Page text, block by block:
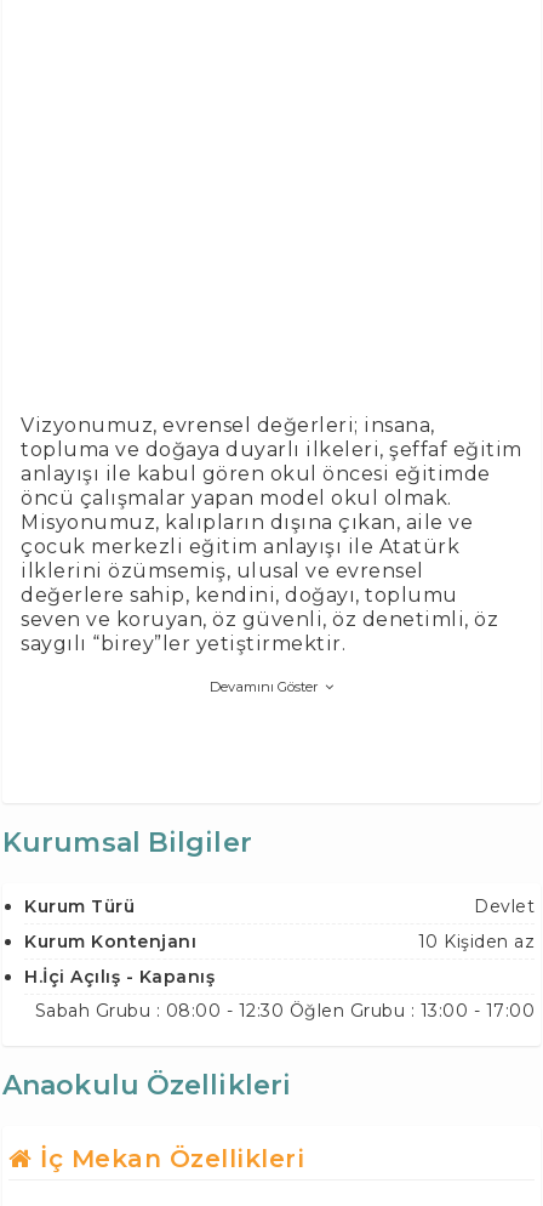
Vizyonumuz, evrensel değerleri; insana,
topluma ve doğaya duyarlı ilkeleri, şeffaf eğitim
anlayışı ile kabul gören okul öncesi eğitimde
öncü çalışmalar yapan model okul olmak.
Misyonumuz, kalıpların dışına çıkan, aile ve
çocuk merkezli eğitim anlayışı ile Atatürk
ilklerini özümsemiş, ulusal ve evrensel
değerlere sahip, kendini, doğayı, toplumu
seven ve koruyan, öz güvenli, öz denetimli, öz
saygılı “birey”ler yetiştirmektir.
Devamını Göster
Kurumsal Bilgiler
Kurum Türü
Devlet
Kurum Kontenjanı
10 Kişiden az
H.İçi Açılış - Kapanış
Sabah Grubu : 08:00 - 12:30 Öğlen Grubu : 13:00 - 17:00
Anaokulu Özellikleri
İç Mekan Özellikleri